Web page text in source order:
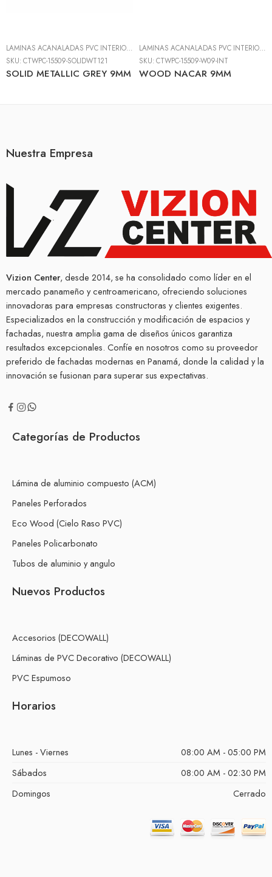
LAMINAS ACANALADAS PVC INTERIOR,
LÁMINAS DE PVC DECORATIVO
SKU:CTWPC-15509-SOLIDWT121
SOLID METALLIC GREY 9MM
LAMINAS ACANALADAS PVC INTERIOR,
SKU:CTWPC-15509-W09-INT
WOOD NACAR 9MM
Nuestra Empresa
Vizion Center, desde 2014, se ha consolidado como líder en el
mercado panameño y centroamericano, ofreciendo soluciones
innovadoras para empresas constructoras y clientes exigentes.
Especializados en la construcción y modificación de espacios y
fachadas, nuestra amplia gama de diseños únicos garantiza
resultados excepcionales. Confíe en nosotros como su proveedor
preferido de fachadas modernas en Panamá, donde la calidad y la
innovación se fusionan para superar sus expectativas.
Categorías de Productos
Lámina de aluminio compuesto (ACM)
Paneles Perforados
Eco Wood (Cielo Raso PVC)
Paneles Policarbonato
Tubos de aluminio y angulo
Nuevos Productos
Accesorios (DECOWALL)
Láminas de PVC Decorativo (DECOWALL)
PVC Espumoso
Horarios
Lunes - Viernes
08:00 AM - 05:00 PM
Sábados
08:00 AM - 02:30 PM
Domingos
Cerrado